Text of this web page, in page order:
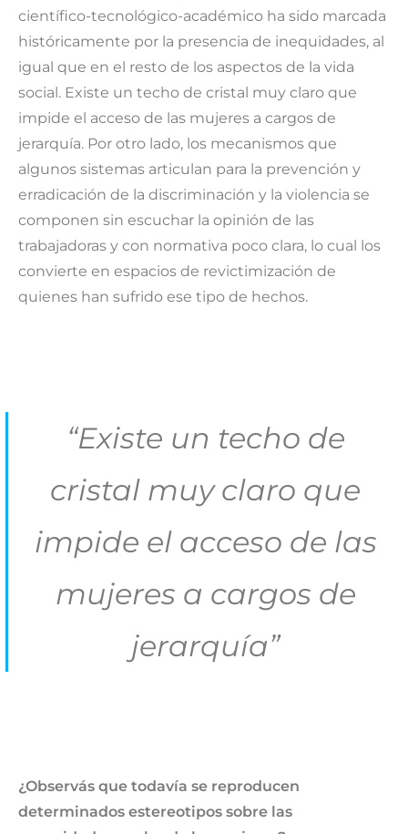
científico-tecnológico-académico ha sido marcada
históricamente por la presencia de inequidades, al
igual que en el resto de los aspectos de la vida
social. Existe un techo de cristal muy claro que
impide el acceso de las mujeres a cargos de
jerarquía. Por otro lado, los mecanismos que
algunos sistemas articulan para la prevención y
erradicación de la discriminación y la violencia se
componen sin escuchar la opinión de las
trabajadoras y con normativa poco clara, lo cual los
convierte en espacios de revictimización de
quienes han sufrido ese tipo de hechos.
“Existe un techo de
cristal muy claro que
impide el acceso de las
mujeres a cargos de
jerarquía”
¿Observás que todavía se reproducen
determinados estereotipos sobre las